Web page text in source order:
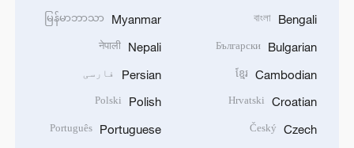
Bengali
বাংলা
Bulgarian
Български
Cambodian
ខ្មែរ
Croatian
Hrvatski
Czech
Český
Myanmar
မြန်မာဘာသာ
Nepali
नेपाली
Persian فارسی
Polish
Polski
Portuguese
Português